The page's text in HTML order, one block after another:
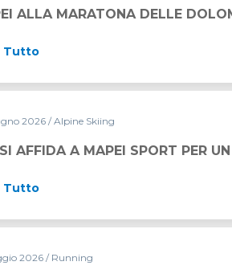
ALLA MARATONA DELLE
Tutto
PER UN ALTRO QUADRIENNIO
2026 / Alpine Skiing
AFFIDA A MAPEI SPORT PER
Tutto
GLI ALLIEVI AI CAMPIONATI
2026 / Running